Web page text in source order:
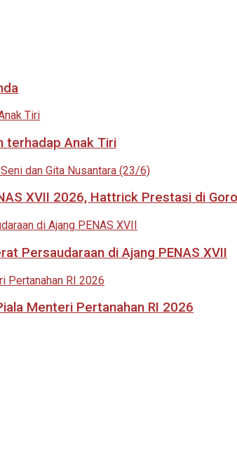
terhadap Anak Tiri
XVII 2026, Hattrick Prestasi di
Persaudaraan di Ajang PENAS XVII
Menteri Pertanahan RI 2026